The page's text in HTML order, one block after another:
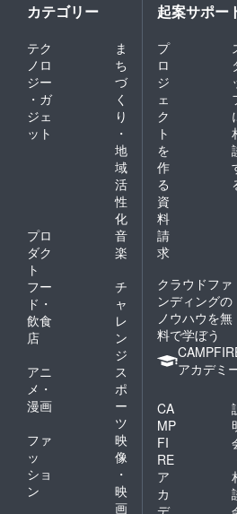
カテゴリー
テク
ノロ
ジー
・ガ
ジェ
ット
ま
ち
づ
く
り
・
地
域
活
性
化
プロ
ダク
ト
音
楽
フー
ド・
飲食
店
チ
ャ
レ
ン
ジ
アニ
メ・
漫画
ス
ポ
ー
ツ
ファ
ッ
ショ
ン
映
像
・
映
画
起案サポー
プ
ロ
ジ
ェ
ク
ト
を
作
る
資
料
請
求
クラウドファ
ンディングの
ノウハウを無
料で学ぼう
アカデミ
CA
MP
FI
RE
ア
カ